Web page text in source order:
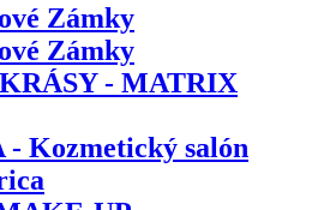
Zámky
Zámky
- MATRIX
Kozmetický salón